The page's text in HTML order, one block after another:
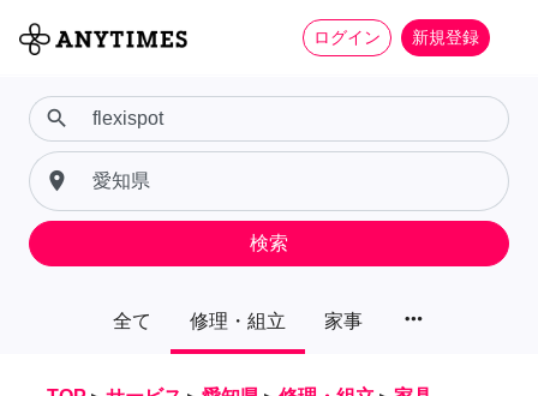
ログイン 新規登録
全て 修理・組立 家事 more_horiz
search
place
検索